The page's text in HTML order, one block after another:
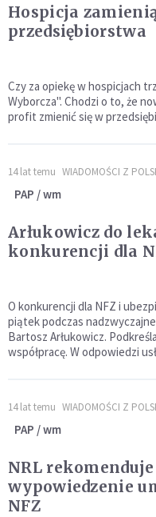
Hospicja
przedsiębiorstwa
Czy za opiekę w hospicjach
Wyborcza". Chodzi o to, że
profit zmienić się w
14 lat temu WIADOMOŚCI Z
PAP / wm
Arłukowicz do
konkurencji dla
O konkurencji dla NFZ i
piątek podczas
Bartosz Arłukowicz.
współpracę. W odpowiedzi
14 lat temu WIADOMOŚCI Z
PAP / wm
NRL rekomenduje
wypowiedzenie
NFZ